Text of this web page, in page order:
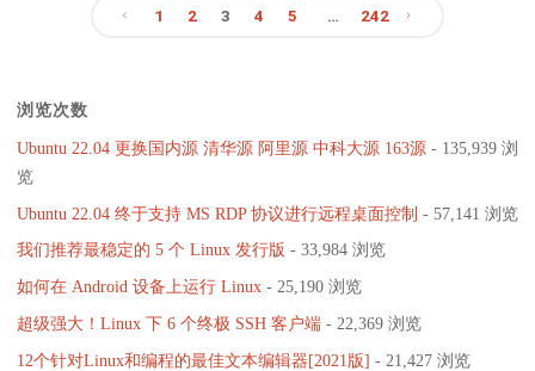
新
x86、
ARM
与
V
页
1 2 3 4 5 … 242
浏览次数
Ubuntu 22.04 更换国内源 清华源 阿里源 中科大源 163源 - 135,939 浏
览
Ubuntu 22.04 终于支持 MS RDP 协议进行远程桌面控制 - 57,141 浏览
我们推荐最稳定的 5 个 Linux 发行版 - 33,984 浏览
如何在 Android 设备上运行 Linux- 25,190 浏览
超级强大！Linux 下 6 个终极 SSH 客户端- 22,369 浏览
12个针对Linux和编程的最佳文本编辑器[2021版] - 21,427 浏览